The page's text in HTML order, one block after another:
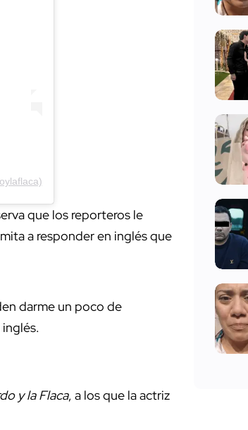
que los reporteros le
a responder en inglés que
darme un poco de
y la Flaca, a los que la actriz